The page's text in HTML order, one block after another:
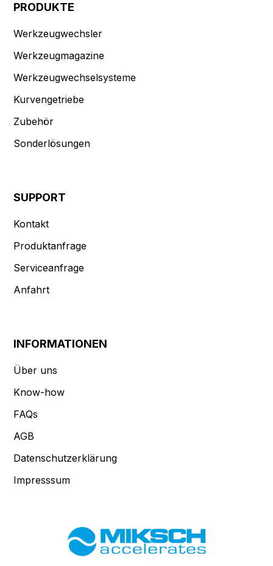
PRODUKTE
Werkzeugwechsler
Werkzeugmagazine
Werkzeugwechselsysteme
Kurvengetriebe
Zubehör
Sonderlösungen
SUPPORT
Kontakt
Produktanfrage
Serviceanfrage
Anfahrt
INFORMATIONEN
Über uns
Know-how
FAQs
AGB
Datenschutzerklärung
Impresssum